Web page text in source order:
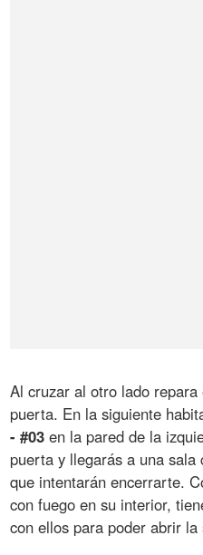
Al cruzar al otro lado
puerta. En la siguiente
- #03 en la pared de la
puerta y llegarás a una
que intentarán encerrarte.
con fuego en su interior,
con ellos para poder abrir